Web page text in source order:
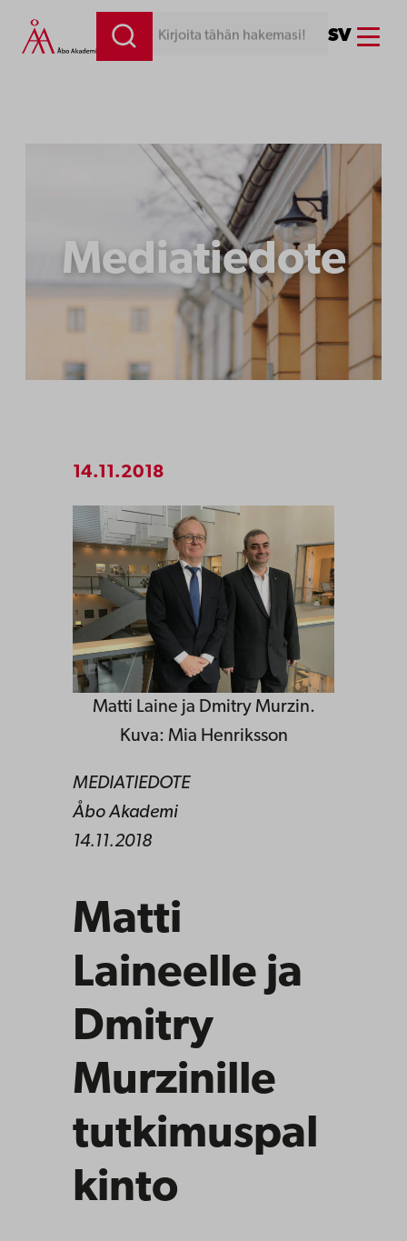
Siirry
sisältöön
Kirjoita tähän hakemasi! SV Menu
Mediatiedote
14.11.2018
Matti Laine ja Dmitry Murzin.
Kuva: Mia Henriksson
MEDIATIEDOTE
Åbo Akademi
14.11.2018
Matti
Laineelle ja
Dmitry
Murzinille
tutkimuspal
kinto